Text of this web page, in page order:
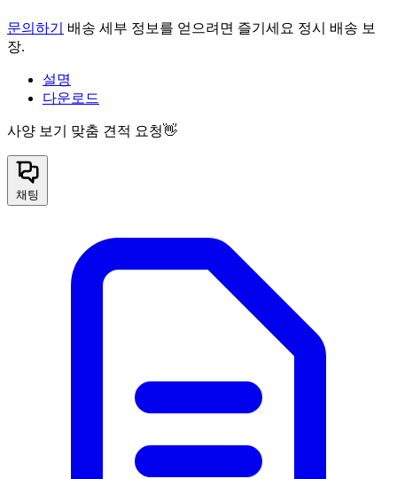
문의하기
배송 세부 정보를 얻으려면 즐기세요 정시 배송 보
장.
설명
다운로드
사양 보기 맞춤 견적 요청👋
채팅